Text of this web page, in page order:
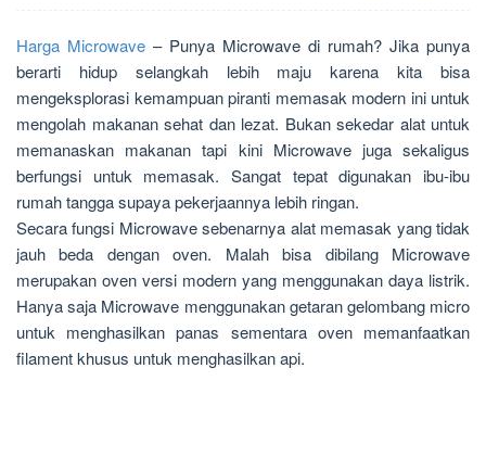
Harga Microwave – Punya Microwave di rumah? Jika punya
berarti hidup selangkah lebih maju karena kita bisa
mengeksplorasi kemampuan piranti memasak modern ini untuk
mengolah makanan sehat dan lezat. Bukan sekedar alat untuk
memanaskan makanan tapi kini Microwave juga sekaligus
berfungsi untuk memasak. Sangat tepat digunakan ibu-ibu
rumah tangga supaya pekerjaannya lebih ringan.
Secara fungsi Microwave sebenarnya alat memasak yang tidak
jauh beda dengan oven. Malah bisa dibilang Microwave
merupakan oven versi modern yang menggunakan daya listrik.
Hanya saja Microwave menggunakan getaran gelombang micro
untuk menghasilkan panas sementara oven memanfaatkan
filament khusus untuk menghasilkan api.